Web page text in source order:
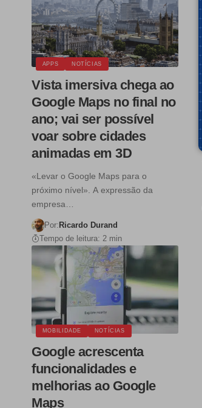
APPS NOTÍCIAS
Vista imersiva chega ao
Google Maps no final no
ano; vai ser possível
voar sobre cidades
animadas em 3D
«Levar o Google Maps para o
próximo nível». A expressão da
empresa…
Por: Ricardo Durand
Tempo de leitura: 2 min
MOBILIDADE NOTÍCIAS
Google acrescenta
funcionalidades e
melhorias ao Google
Maps